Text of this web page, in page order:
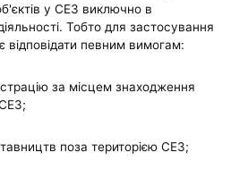
у СЕЗ виключно в
Тобто для застосування
відповідати певним вимогам:
за місцем знаходження
поза територією СЕЗ;